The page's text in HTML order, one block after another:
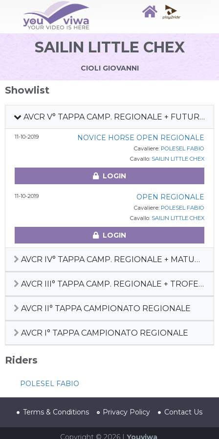
SAILIN LITTLE CHEX
CIOLI GIOVANNI
Showlist
AVCR V° TAPPA CAMP. REGIONALE + FUTURITY
11-10-2019 NOVICE HORSE OPEN REGIONALE
Cavaliere: POLESEL FABIO
Cavallo: SAILIN LITTLE CHEX
LOGIN
11-10-2019 OPEN REGIONALE
Cavaliere: POLESEL FABIO
Cavallo: SAILIN LITTLE CHEX
LOGIN
AVCR IV° TAPPA CAMP. REGIONALE + MATURITY
AVCR III° TAPPA CAMP. REGIONALE + TROFEO SILVIA SGAGGIO
AVCR II° TAPPA CAMPIONATO REGIONALE
AVCR I° TAPPA CAMPIONATO REGIONALE
Riders
POLESEL FABIO
Terms & Conditions Privacy Policy Contact Us
Copyright © 2026 | Youviwa